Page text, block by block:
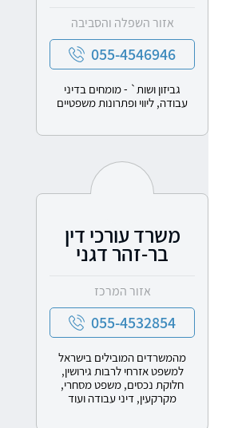
אזור השפלה והסביבה
055-4546946
גביזון ושות` - מומחים בדיני
עבודה, ליווי ופתרונות משפטיים
משרד עורכי דין
בר-זהר דגני
אזור המרכז
055-4532854
מהמשרדים המובילים בישראל
למשפט אזרחי לרבות גירושין,
חלוקת נכסים, משפט מסחרי,
מקרקעין, דיני עבודה ועוד